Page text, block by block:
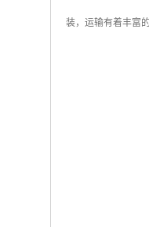
装，运输有着丰富